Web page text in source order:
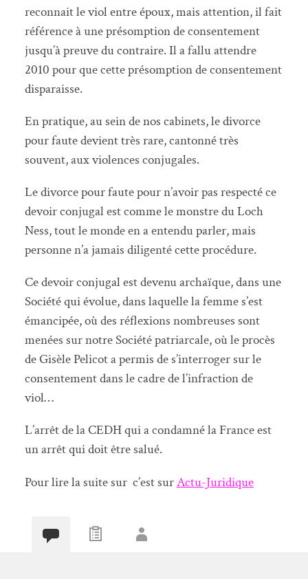
reconnait le viol entre époux, mais attention, il fait
référence à une présomption de consentement
jusqu’à preuve du contraire. Il a fallu attendre
2010 pour que cette présomption de consentement
disparaisse.
En pratique, au sein de nos cabinets, le divorce
pour faute devient très rare, cantonné très
souvent, aux violences conjugales.
Le divorce pour faute pour n’avoir pas respecté ce
devoir conjugal est comme le monstre du Loch
Ness, tout le monde en a entendu parler, mais
personne n’a jamais diligenté cette procédure.
Ce devoir conjugal est devenu archaïque, dans une
Société qui évolue, dans laquelle la femme s’est
émancipée, où des réflexions nombreuses sont
menées sur notre Société patriarcale, où le procès
de Gisèle Pelicot a permis de s’interroger sur le
consentement dans le cadre de l’infraction de
viol…
L’arrêt de la CEDH qui a condamné la France est
un arrêt qui doit être salué.
Pour lire la suite sur c’est surActu-Juridique